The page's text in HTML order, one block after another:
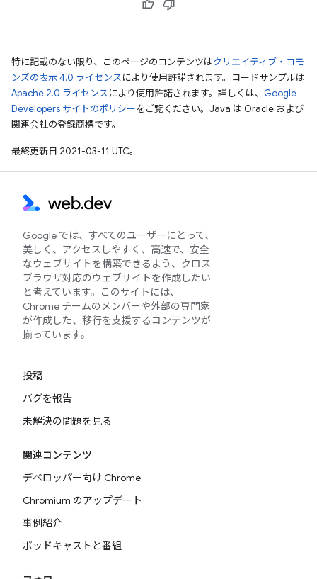
特に記載のない限り、このページのコンテンツはクリエイティブ・コモ
ンズの表示 4.0 ライセンスにより使用許諾されます。コードサンプルは
Apache 2.0 ライセンスにより使用許諾されます。詳しくは、 Google
Developers サイトのポリシーをご覧ください。Java は Oracle および
関連会社の登録商標です。
最終更新日 2021-03-11 UTC。
Google では、すべてのユーザーにとって、
美しく、アクセスしやすく、高速で、安全
なウェブサイトを構築できるよう、クロス
ブラウザ対応のウェブサイトを作成したい
と考えています。このサイトには、
Chrome チームのメンバーや外部の専門家
が作成した、移行を支援するコンテンツが
揃っています。
投稿
バグを報告
未解決の問題を見る
関連コンテンツ
デベロッパー向け Chrome
Chromium のアップデート
事例紹介
ポッドキャストと番組